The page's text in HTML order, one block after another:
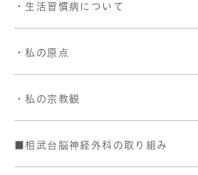
・生活習慣病について
・私の原点
・私の宗教観
■相武台脳神経外科の取り組み